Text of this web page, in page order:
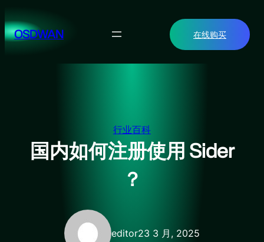
至
内OSDWAN 在线购买
行业百科
国内如何注册使用 Sider
？
editor23 3 月, 2025